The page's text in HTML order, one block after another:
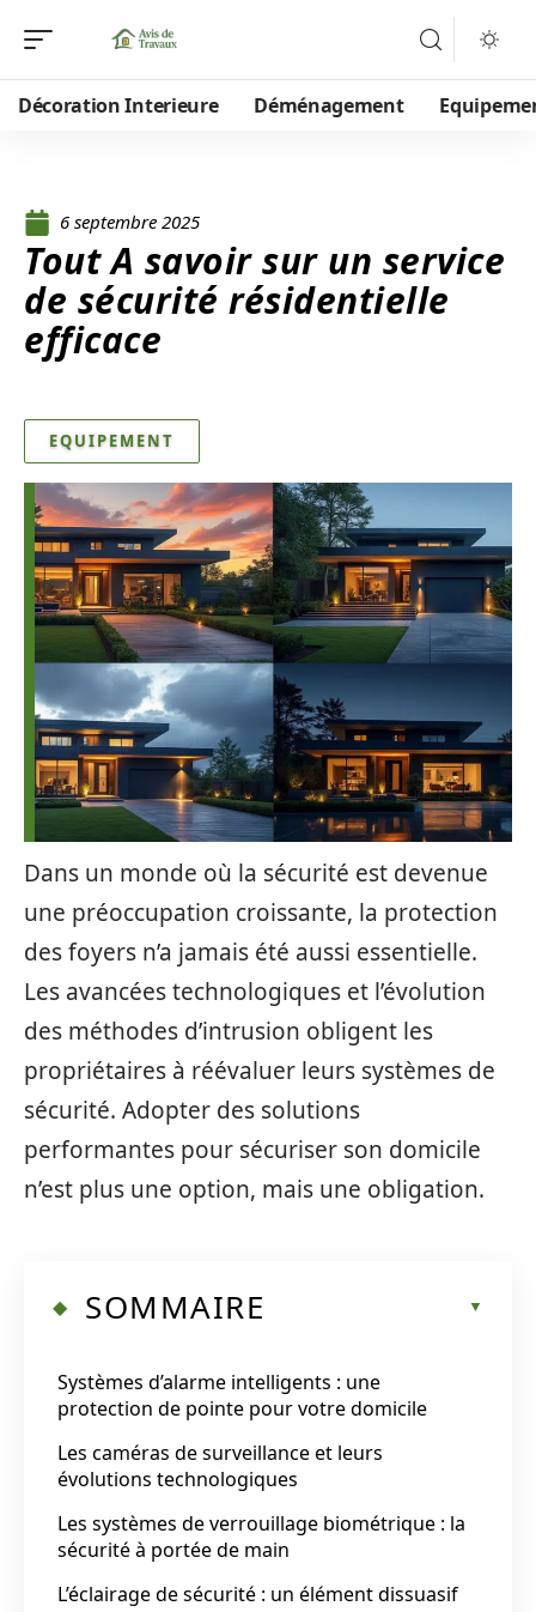
Décoration Interieure Déménagement
6 septembre 2025
Tout A savoir sur un service
de sécurité résidentielle
efficace
EQUIPEMENT
Dans un monde où la sécurité est devenue
une préoccupation croissante, la protection
des foyers n’a jamais été aussi essentielle.
Les avancées technologiques et l’évolution
des méthodes d’intrusion obligent les
propriétaires à réévaluer leurs systèmes de
sécurité. Adopter des solutions
performantes pour sécuriser son domicile
n’est plus une option, mais une obligation.
SOMMAIRE
Systèmes d’alarme intelligents : une
protection de pointe pour votre domicile
Les caméras de surveillance et leurs
évolutions technologiques
Les systèmes de verrouillage biométrique : la
sécurité à portée de main
L’éclairage de sécurité : un élément dissuasif